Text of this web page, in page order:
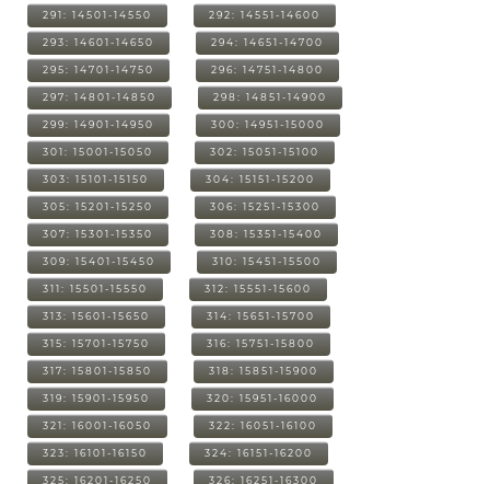
291: 14501-14550 292: 14551-14600
293: 14601-14650 294: 14651-14700
295: 14701-14750 296: 14751-14800
297: 14801-14850 298: 14851-14900
299: 14901-14950 300: 14951-15000
301: 15001-15050 302: 15051-15100
303: 15101-15150 304: 15151-15200
305: 15201-15250 306: 15251-15300
307: 15301-15350 308: 15351-15400
309: 15401-15450 310: 15451-15500
311: 15501-15550 312: 15551-15600
313: 15601-15650 314: 15651-15700
315: 15701-15750 316: 15751-15800
317: 15801-15850 318: 15851-15900
319: 15901-15950 320: 15951-16000
321: 16001-16050 322: 16051-16100
323: 16101-16150 324: 16151-16200
325: 16201-16250 326: 16251-16300